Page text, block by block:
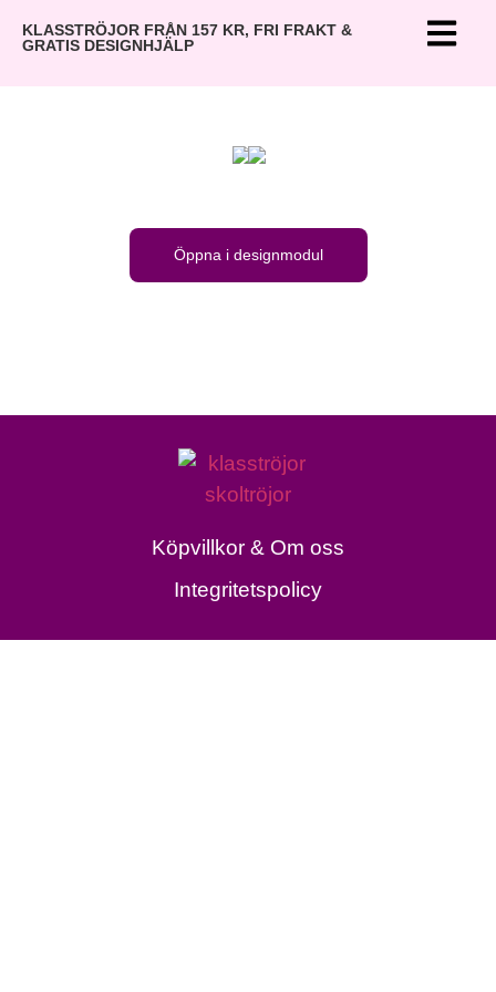
KLASSTRÖJOR FRÅN 157 KR, FRI FRAKT &
GRATIS DESIGNHJÄLP
Öppna i designmodul
Köpvillkor & Om oss
Integritetspolicy